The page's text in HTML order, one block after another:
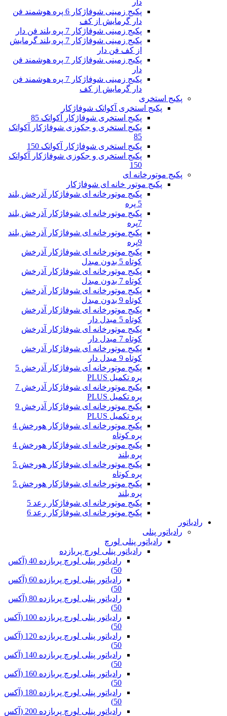
پکیج زمینی شوفاژکار 6 پره هوشمند فن
دار گرمایش از کف
پکیج زمینی شوفاژکار 7 پره بلند فن دار
پکیج زمینی شوفاژکار 7 پره بلند گرمایش
از کف فن دار
پکیج زمینی شوفاژکار 7 پره هوشمند فن
دار
پکیج زمینی شوفاژکار 7 پره هوشمند فن
دار گرمایش از کف
پکیج استخری
پکیج استخری آکواتک شوفاژکار
پکیج استخری شوفاژکار آکواتک 85
پکیج استخری و جکوزی شوفاژکار آکواتک
85
پکیج استخری شوفاژکار آکواتک 150
پکیج استخری و جکوزی شوفاژکار آکواتک
150
پکیج موتورخانه ای
پکیج موتور خانه ای شوفاژکار
پکیج موتورخانه ای شوفاژکار آذرخش بلند
5 پره
پکیج موتورخانه ای شوفاژکار آذرخش بلند
7پره
پکیج موتورخانه ای شوفاژکار آذرخش بلند
9پره
پکیج موتورخانه ای شوفاژکار آذرخش
کوتاه 5 بدون مبدل
پکیج موتورخانه ای شوفاژکار آذرخش
کوتاه 7 بدون مبدل
پکیج موتورخانه ای شوفاژکار آذرخش
کوتاه 9 بدون مبدل
پکیج موتورخانه ای شوفاژکار آذرخش
کوتاه 5 مبدل دار
پکیج موتورخانه ای شوفاژکار آذرخش
کوتاه 7 مبدل دار
پکیج موتورخانه ای شوفاژکار آذرخش
کوتاه 9 مبدل دار
پکیج موتورخانه ای شوفاژکار آذرخش 5
پره تکمیل PLUS
پکیج موتورخانه ای شوفاژکار آذرخش 7
پره تکمیل PLUS
پکیج موتورخانه ای شوفاژکار آذرخش 9
پره تکمیل PLUS
پکیج موتورخانه ای شوفاژکار هورخش 4
پره کوتاه
پکیج موتورخانه ای شوفاژکار هورخش 4
پره بلند
پکیج موتورخانه ای شوفاژکار هورخش 5
پره کوتاه
پکیج موتورخانه ای شوفاژکار هورخش 5
پره بلند
پکیج موتورخانه ای شوفاژکار رعد 5
پکیج موتورخانه ای شوفاژکار رعد 6
رادیاتور
رادیاتور پنلی
رادیاتور پنلی لورچ
رادیاتور پنلی لورچ پربازده
رادیاتور پنلی لورچ پربازده 40 (آکس
50)
رادیاتور پنلی لورچ پربازده 60 (آکس
50)
رادیاتور پنلی لورچ پربازده 80 (آکس
50)
رادیاتور پنلی لورچ پربازده 100 (آکس
50)
رادیاتور پنلی لورچ پربازده 120 (آکس
50)
رادیاتور پنلی لورچ پربازده 140 (آکس
50)
رادیاتور پنلی لورچ پربازده 160 (آکس
50)
رادیاتور پنلی لورچ پربازده 180 (آکس
50)
رادیاتور پنلی لورچ پربازده 200 (آکس